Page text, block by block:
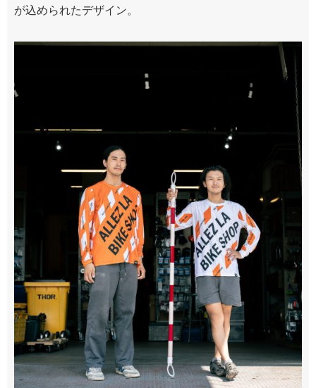
が込められたデザイン。